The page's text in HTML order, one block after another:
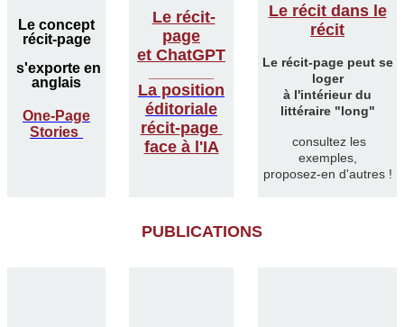
Le concept
récit-page
s'exporte en
anglais
One-Page
Stories
Le récit-
page
et ChatGPT
La position
éditoriale
récit-page
face à l'IA
Le récit dans le
récit
Le récit-page peut se
loger
à l'intérieur du
littéraire "long"
consultez les
exemples,
proposez-en d'autres !
PUBLICATIONS